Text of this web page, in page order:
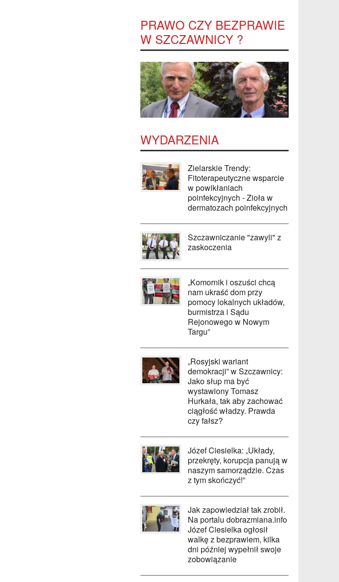
PRAWO CZY BEZPRAWIE
W SZCZAWNICY ?
WYDARZENIA
Zielarskie Trendy:
Fitoterapeutyczne wsparcie
w powikłaniach
poinfekcyjnych - Zioła w
dermatozach poinfekcyjnych
Szczawniczanie "zawyli" z
zaskoczenia
„Komornik i oszuści chcą
nam ukraść dom przy
pomocy lokalnych układów,
burmistrza i Sądu
Rejonowego w Nowym
Targu”
„Rosyjski wariant
demokracji” w Szczawnicy:
Jako słup ma być
wystawiony Tomasz
Hurkała, tak aby zachować
ciągłość władzy. Prawda
czy fałsz?
Józef Ciesielka: „Układy,
przekręty, korupcja panują w
naszym samorządzie. Czas
z tym skończyć!”
Jak zapowiedział tak zrobił.
Na portalu dobrazmiana.info
Józef Ciesielka ogłosił
walkę z bezprawiem, kilka
dni później wypełnił swoje
zobowiązanie